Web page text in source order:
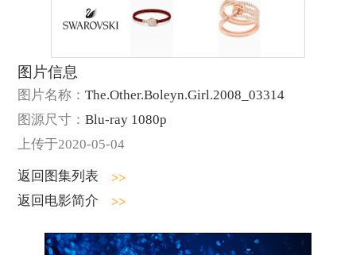
图片信息
图片名称： The.Other.Boleyn.Girl.2008_03314
图源尺寸： Blu-ray 1080p
上传于2020-05-04
返回图集列表
返回电影简介